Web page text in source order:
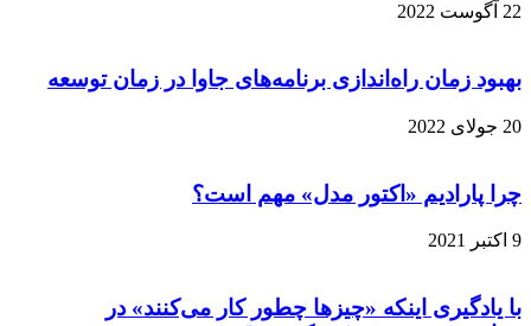
22 آگوست 2022
بهبود زمان راه‌اندازی برنامه‌های جاوا در زمان توسعه
20 جولای 2022
چرا پارادیم «اکتور مدل» مهم است؟
9 اکتبر 2021
با یادگیری اینکه «چیزها چطور کار می‌کنند» در